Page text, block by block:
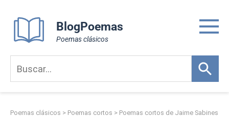
content
BlogPoemas
Poemas clásicos
Poemas clásicos > Poemas cortos > Poemas cortos de Jaime Sabines